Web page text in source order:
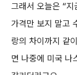
그래서 오늘은 “지
가격만 보지 말고
랑의 차이까지 같
면 나중에 미국 나